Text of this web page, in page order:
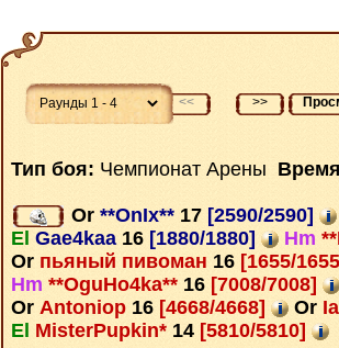
<< >>
Тип боя: Чемпионат Арены
Or **OnIx** 17 [2590/2590]
El Gae4kaa 16 [1880/1880] Hm
Or пьяный пивоман 16 [1655/
Hm **OguHo4ka** 16 [7008/7008]
Or Antoniop 16 [4668/4668] Or
El MisterPupkin* 14 [5810/5810]